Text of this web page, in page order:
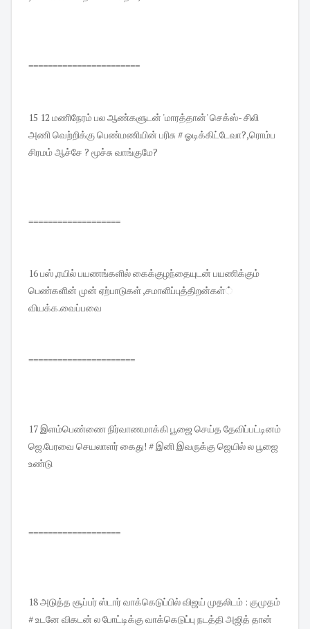
=======================
15 12 மணிநேரம் பல ஆண்களுடன் 'மாரத்தான்' செக்ஸ்- சிலி
அணி வெற்றிக்கு பெண்மணியின் பரிசு # ஓடிக்கிட்டேவா?,ரொம்ப
சிரமம் ஆச்சே ? மூச்சு வாங்குமே?
===================
16 பஸ் ,ரயில் பயணங்களில் கைக்குழந்தையுடன் பயணிக்கும்
பெண்களின் முன் ஏற்பாடுகள் ,சமாளிப்புத்திறன்கள்்
வியக்க.வைப்பவை
======================
17 இளம்பெண்ணை நிர்வாணமாக்கி பூஜை செய்த தேவிப்பட்டினம்
ஜெ.பேரவை செயலாளர் கைது! # இனி இவருக்கு ஜெயில் ல பூஜை
உண்டு
===================
18 அடுத்த சூப்பர் ஸ்டார் வாக்கெடுப்பில் விஜய் முதலிடம் : குமுதம்
# உடனே விகடன் ல போட்டிக்கு வாக்கெடுப்பு நடத்தி அஜித் தான்